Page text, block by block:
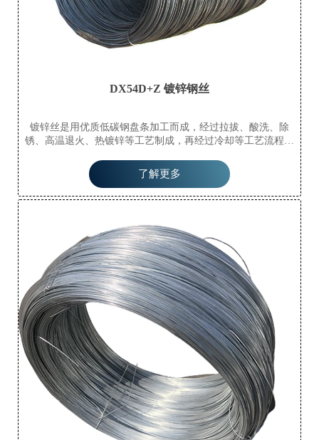
DX54D+Z 镀锌钢丝
镀锌丝是用优质低碳钢盘条加工而成，经过拉拔、酸洗、除
锈、高温退火、热镀锌等工艺制成，再经过冷却等工艺流程加
了解更多